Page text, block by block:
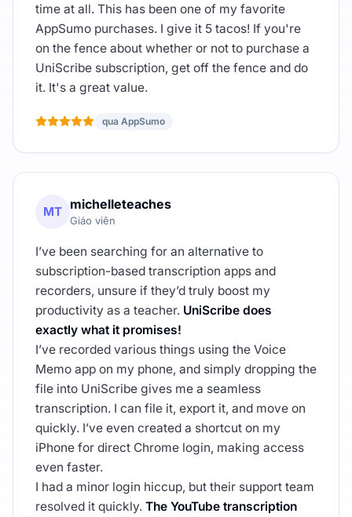
time at all. This has been one of my favorite
AppSumo purchases. I give it 5 tacos! If you're
on the fence about whether or not to purchase a
UniScribe subscription, get off the fence and do
it. It's a great value.
qua AppSumo
MT michelleteaches
Giáo viên
I’ve been searching for an alternative to
subscription-based transcription apps and
recorders, unsure if they’d truly boost my
productivity as a teacher. UniScribe does
exactly what it promises!
I’ve recorded various things using the Voice
Memo app on my phone, and simply dropping the
file into UniScribe gives me a seamless
transcription. I can file it, export it, and move on
quickly. I’ve even created a shortcut on my
iPhone for direct Chrome login, making access
even faster.
I had a minor login hiccup, but their support team
resolved it quickly. The YouTube transcription